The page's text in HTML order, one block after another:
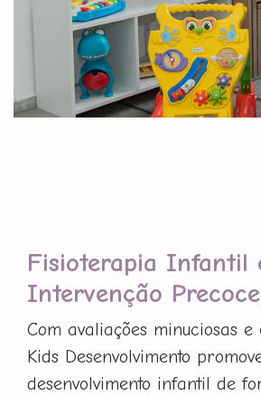
Fisioterapia Infantil
Intervenção Precoce
Com avaliações minuciosas
Kids Desenvolvimento
desenvolvimento infantil de